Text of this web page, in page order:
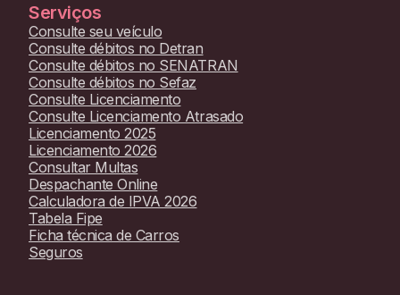
Serviços
Consulte seu veículo
Consulte débitos no Detran
Consulte débitos no SENATRAN
Consulte débitos no Sefaz
Consulte Licenciamento
Consulte Licenciamento Atrasado
Licenciamento 2025
Licenciamento 2026
Consultar Multas
Despachante Online
Calculadora de IPVA 2026
Tabela Fipe
Ficha técnica de Carros
Seguros